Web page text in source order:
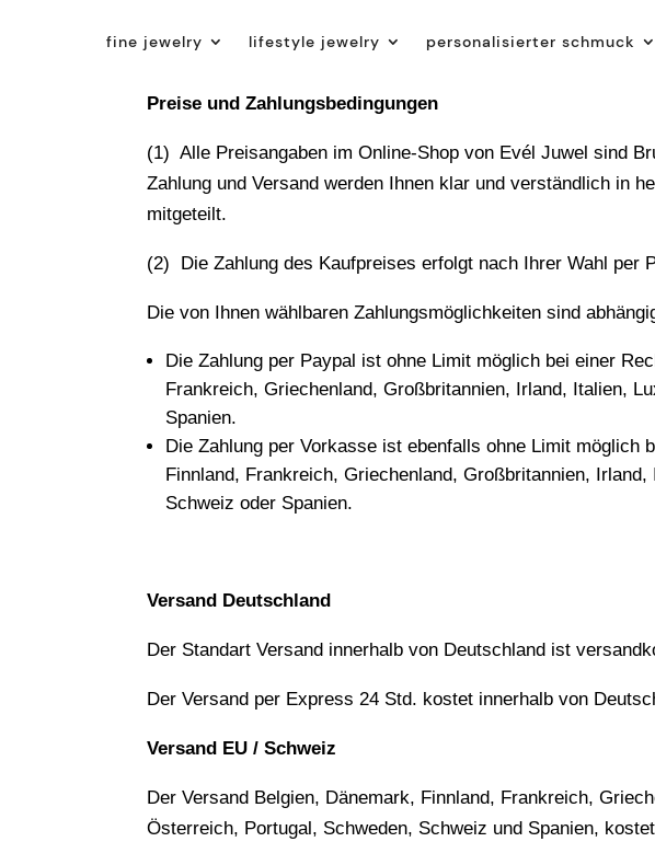
fine jewelry lifestyle jewelry personalisierter schmuck
Preise und Zahlungsbedingungen
(1) Alle Preisangaben im Online-Shop von Evél Juwel sind
Zahlung und Versand werden Ihnen klar und verständlich in
mitgeteilt.
(2) Die Zahlung des Kaufpreises erfolgt nach Ihrer Wahl per
Die von Ihnen wählbaren Zahlungsmöglichkeiten sind
Die Zahlung per Paypal ist ohne Limit möglich bei einer
Frankreich, Griechenland, Großbritannien, Irland, Italien,
Spanien.
Die Zahlung per Vorkasse ist ebenfalls ohne Limit möglich
Finnland, Frankreich, Griechenland, Großbritannien,
Schweiz oder Spanien.
Versand Deutschland
Der Standart Versand innerhalb von Deutschland ist
Der Versand per Express 24 Std. kostet innerhalb von
Versand EU / Schweiz
Der Versand Belgien, Dänemark, Finnland, Frankreich,
Österreich, Portugal, Schweden, Schweiz und Spanien,